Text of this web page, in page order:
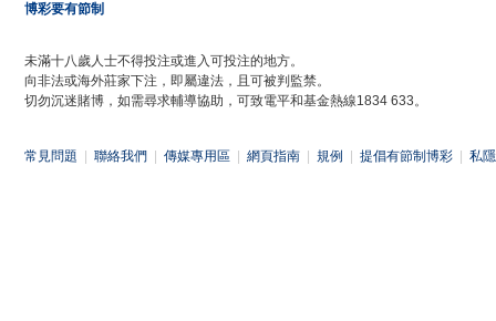
博彩要有節制
未滿十八歲人士不得投注或進入可投注的地方。
向非法或海外莊家下注，即屬違法，且可被判監禁。
切勿沉迷賭博，如需尋求輔導協助，可致電平和基金熱線1834 633。
常見問題 聯絡我們 傳媒專用區 網頁指南 規例 提倡有節制博彩 私